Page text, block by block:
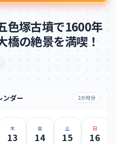
色塚古墳で1600年
橋の絶景を満喫！
ンダー 2か月分
木
13
金
14
土
15
日
16
が必要です
録